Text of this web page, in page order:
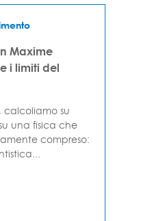
Maxime
i limiti del
calcoliamo su
una fisica che
compreso: